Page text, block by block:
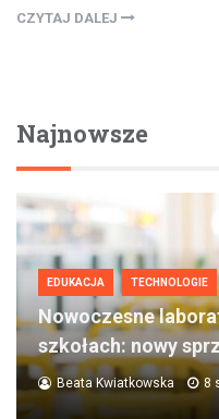
CZYTAJ DALEJ
Najnowsze
EDUKACJA TECHNOLOGIE
Nowoczesne
szkołach: nowy
Beata Kwiatkowska 8